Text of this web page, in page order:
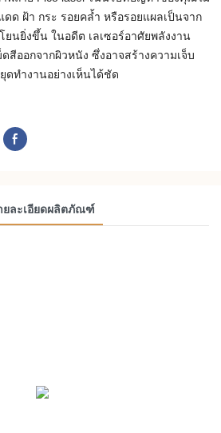
ดด ฝ้า กระ รอยคล้ำ หรือรอยแผลเป็นจาก
ยนยิ่งขึ้น ในอดีต เลเซอร์อาศัยพลังงาน
สีออกจากผิวหนัง ซึ่งอาจสร้างความเจ็บ
ดทำงานอย่างเห็นได้ชัด
ยละเอียดผลิตภัณฑ์